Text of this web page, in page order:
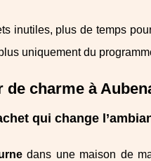
inutiles, plus de temps
uniquement du
de charme à
qui change
dans une maison de